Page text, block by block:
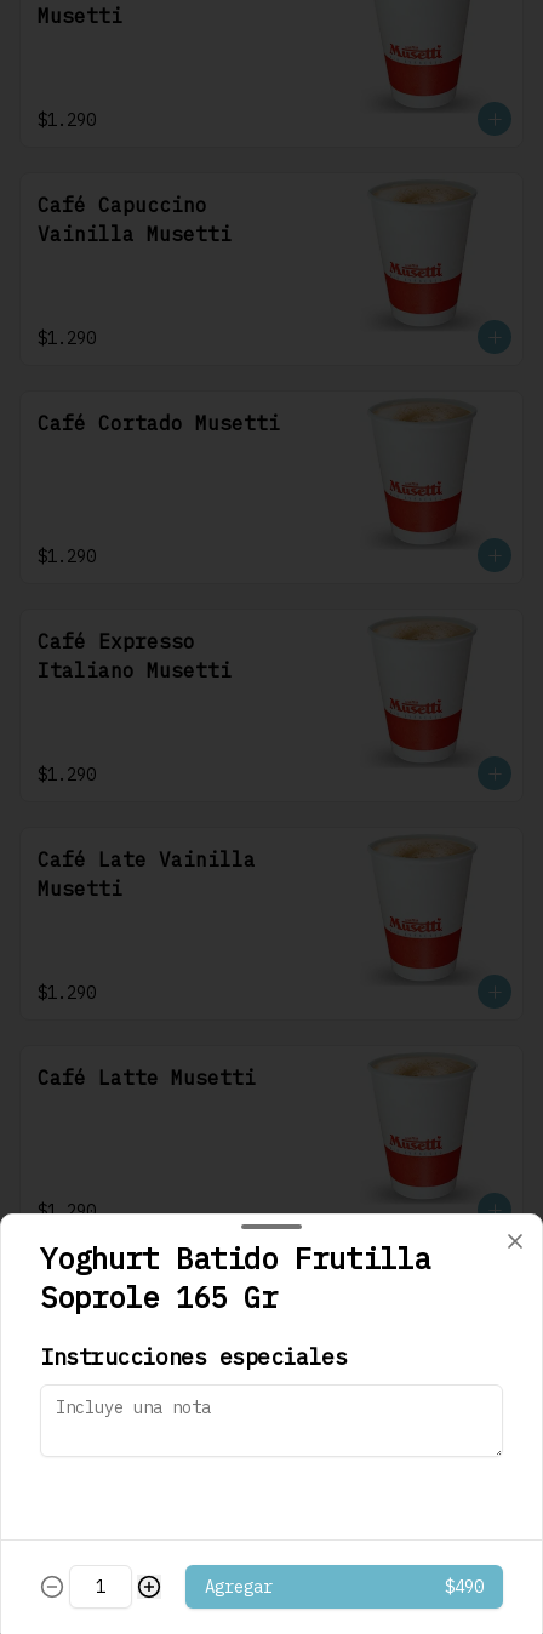
Musetti
$1.290
Café Capuccino
Vainilla Musetti
$1.290
Café Cortado Musetti
$1.290
Café Expresso
Italiano Musetti
$1.290
Café Late Vainilla
Musetti
$1.290
Café Latte Musetti
$1.290
Café Mocaccino
Vainilla Musetti
Yoghurt Batido Frutilla
Soprole 165 Gr
Instrucciones especiales
Agregar $490